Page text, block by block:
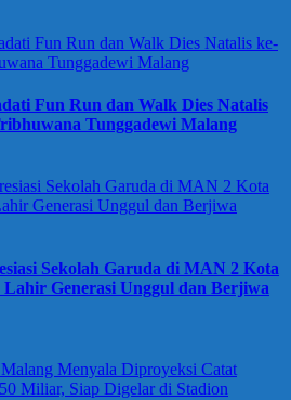
Fun Run dan Walk Dies Natalis
Tunggadewi Malang
Sekolah Garuda di MAN 2 Kota
Generasi Unggul dan Berjiwa